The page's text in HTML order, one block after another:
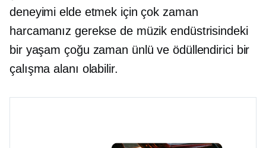
deneyimi elde etmek için çok zaman
harcamanız gerekse de müzik endüstrisindeki
bir yaşam çoğu zaman ünlü ve ödüllendirici bir
çalışma alanı olabilir.